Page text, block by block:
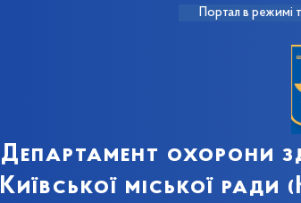
Портал в режимі
Департамент охорони
Київської міської ради